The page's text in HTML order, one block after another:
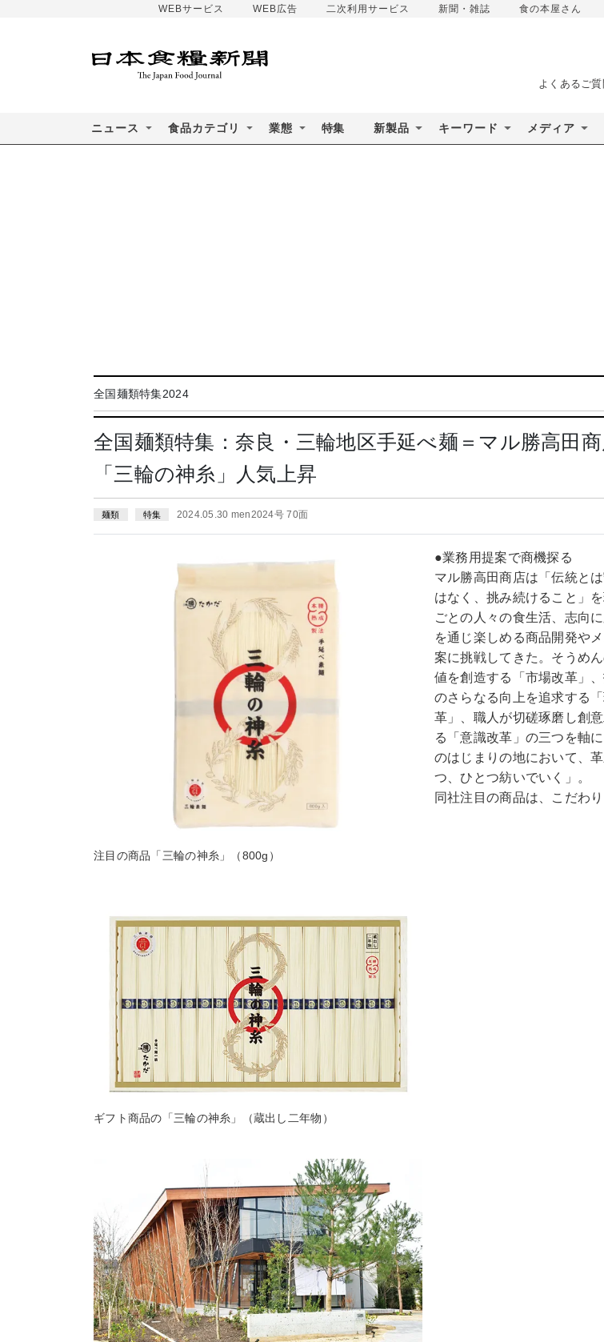
WEBサービス WEB広告 二次利用サービス 新聞・雑誌 食の本屋さん
よくあるご質
ニュース 食品カテゴリ 業態 特集 新製品 キーワード メディア
全国麺類特集2024
全国麺類特集：奈良・三輪地区手延べ麺＝マル勝高田
「三輪の神糸」人気上昇
麺類 特集 2024.05.30 men2024号 70面
注目の商品「三輪の神糸」（800g）
ギフト商品の「三輪の神糸」（蔵出し二年物）
●業務用提案で商機探る
マル勝高田商店は「伝統と
はなく、挑み続けること」
ごとの人々の食生活、志向
を通じ楽しめる商品開発や
案に挑戦してきた。そうめ
値を創造する「市場改革」
のさらなる向上を追求する
革」、職人が切磋琢磨し創
る「意識改革」の三つを軸
のはじまりの地において、
つ、ひとつ紡いでいく」。
同社注目の商品は、こだわり